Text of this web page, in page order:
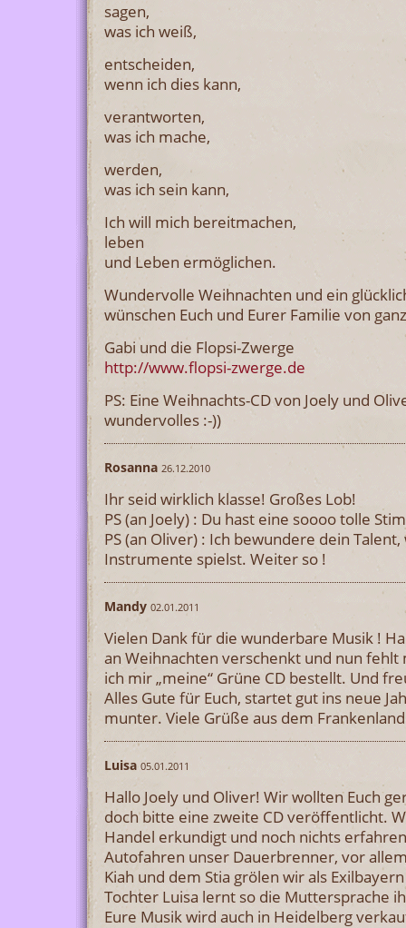
sagen,
was ich weiß,
entscheiden,
wenn ich dies kann,
verantworten,
was ich mache,
werden,
was ich sein kann,
Ich will mich bereitmachen,
leben
und Leben ermöglichen.
Wundervolle Weihnachten und ein
wünschen Euch und Eurer Familie von
Gabi und die Flopsi-Zwerge
http://www.flopsi-zwerge.de
PS: Eine Weihnachts-CD von Joely und
wundervolles :-))
Rosanna 26.12.2010
Ihr seid wirklich klasse! Großes Lob!
PS (an Joely) : Du hast eine soooo tolle
PS (an Oliver) : Ich bewundere dein
Instrumente spielst. Weiter so !
Mandy 02.01.2011
Vielen Dank für die wunderbare Musik !
an Weihnachten verschenkt und nun fehlt
ich mir „meine“ Grüne CD bestellt. Und
Alles Gute für Euch, startet gut ins neue
munter. Viele Grüße aus dem
Luisa 05.01.2011
Hallo Joely und Oliver! Wir wollten Euch
doch bitte eine zweite CD veröffentlicht.
Handel erkundigt und noch nichts
Autofahren unser Dauerbrenner, vor
Kiah und dem Stia grölen wir als
Tochter Luisa lernt so die Muttersprache
Eure Musik wird auch in Heidelberg